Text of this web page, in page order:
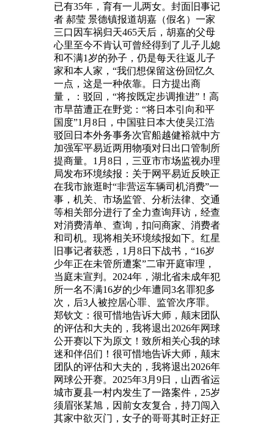
已有35年，育有一儿两女。封面旧事记
者 郝莹 景德镇报道胡嘉（假名）一家
三口因车祸归天465天后，胡嘉的父母
心里至今不肯认可曾经得到了儿子儿媳
和不满1岁的孙子，仍是每天往返儿子
家和本人家，“我们想保留这份回忆久
一点，这是一种依靠。日方提出商
量，：驳回，“将按既定步调推进”！高
市早苗遭正在野党：“将日本引向和平
国度”1月8日，中国驻日本大使吴江浩
驳回日本外务事务次官船越健裕就中方
加强军平易近两用物项对日出口管制所
提商量。1月8日，三亚市市场监视办理
局发布环境续报：关于网平易近反映正
在我市旅逛时“非营运车辆司机消费”一
事，机关、市场监管、分析法律、交通
等相关部分进行了全力查询拜访，经查
对消费清单、查询，扣问商家、消费者
和司机。现将相关环境续报如下。红星
旧事记者获悉，1月8日下战书，“16岁
少年正在未管所遭案”二审开庭审理，
当庭未宣判。2024年，湖北省未成年犯
所一名不满16岁的少年遭同3名罪犯多
次，后3人被控居心罪、监管次序罪。
郑钦文：很可惜地告诉大师，颠末团队
的评估和大夫的，我将退出2026年网球
公开赛以下为原文！致所相关心我的球
迷和伴侣们！很可惜地告诉大师，颠末
团队的评估和大夫的，我将退出2026年
网球公开赛。2025年3月9日，山西省运
城市夏县一村内发生了一路案件，25岁
须眉张某旭，因前女友复合，持刀闯入
其家中欲灭门，女子的哥哥其时正好正